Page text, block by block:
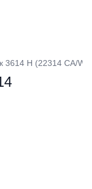
3614 Н (22314 CA/